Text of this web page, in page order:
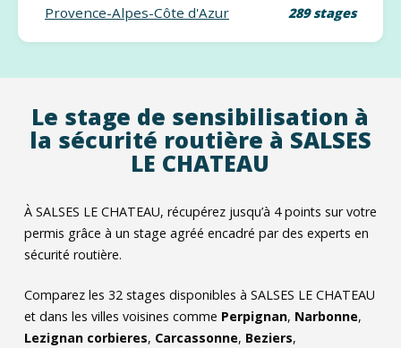
Provence-Alpes-Côte d'Azur 289 stages
Le stage de sensibilisation à
la sécurité routière à SALSES
LE CHATEAU
À SALSES LE CHATEAU, récupérez jusqu’à 4 points sur votre
permis grâce à un stage agréé encadré par des experts en
sécurité routière.
Comparez les 32stages disponibles à SALSES LE CHATEAU
et dans les villes voisines comme Perpignan, Narbonne,
Lezignan corbieres, Carcassonne, Beziers,